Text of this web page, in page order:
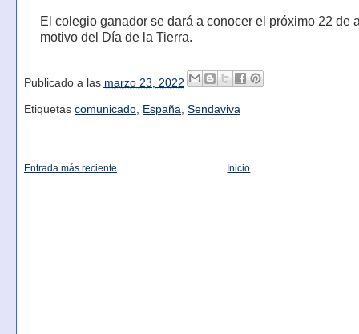
El colegio ganador se dará a conocer el próximo 22 de
motivo del Día de la Tierra.
Publicado a las marzo 23, 2022
Etiquetas comunicado, España Sendaviva
Entrada más reciente Inicio